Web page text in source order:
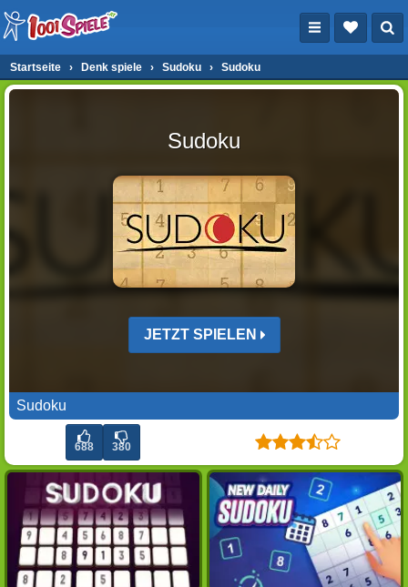
Startseite › Denk spiele › Sudoku › Sudoku
Sudoku
JETZT SPIELEN
Sudoku
688 380